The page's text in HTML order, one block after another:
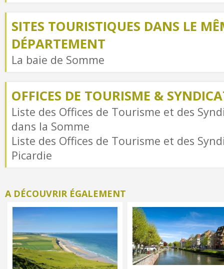
SITES TOURISTIQUES DANS LE
DÉPARTEMENT
La baie de Somme
OFFICES DE TOURISME &
Liste des Offices de Tourisme et des
dans la Somme
Liste des Offices de Tourisme et des
Picardie
A DÉCOUVRIR ÉGALEMENT